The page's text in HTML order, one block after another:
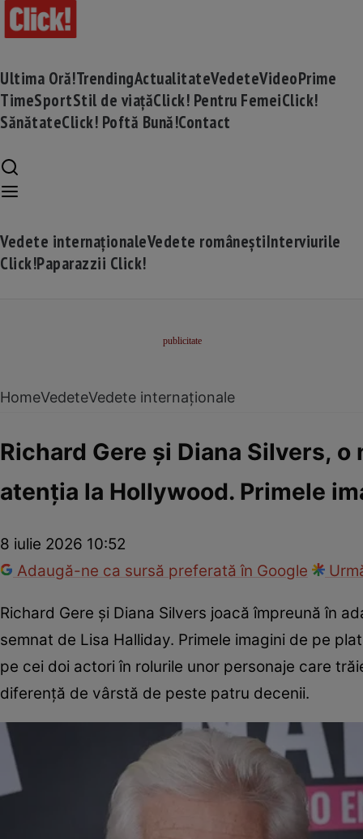
Ultima Oră!TrendingActualitateVedeteVideoPrime
TimeSportStil de viațăClick! Pentru FemeiClick!
SănătateClick! Poftă Bună!Contact
Vedete internaționaleVedete româneștiInterviurile
Click!Paparazzii Click!
HomeVedeteVedete internaționale
Richard Gere și Diana Silvers,
atenția la Hollywood. Primele
8 iulie 2026 10:52
Adaugă-ne ca sursă preferată în Google
Richard Gere și Diana Silvers joacă împreună în
semnat de Lisa Halliday. Primele imagini de pe
pe cei doi actori în rolurile unor personaje care
diferență de vârstă de peste patru decenii.